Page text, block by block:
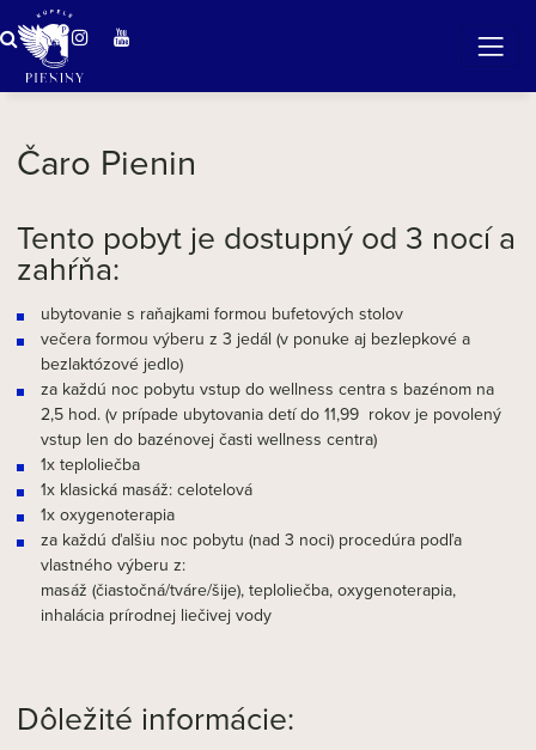
Čaro Pienin
Tento pobyt je dostupný od 3 nocí a
zahŕňa:
ubytovanie s raňajkami formou bufetových stolov
večera formou výberu z 3 jedál (v ponuke aj bezlepkové a
bezlaktózové jedlo)
za každú noc pobytu vstup do wellness centra s bazénom na
2,5 hod. (v prípade ubytovania detí do 11,99 rokov je povolený
vstup len do bazénovej časti wellness centra)
1x teploliečba
1x klasická masáž: celotelová
1x oxygenoterapia
za každú ďalšiu noc pobytu (nad 3 noci) procedúra podľa
vlastného výberu z:
masáž (čiastočná/tváre/šije), teploliečba, oxygenoterapia,
inhalácia prírodnej liečivej vody
Dôležité informácie: